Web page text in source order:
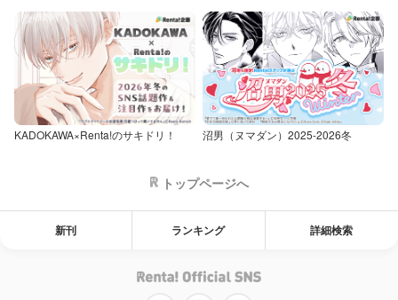
KADOKAWA×Renta!のサキドリ！ 沼男（ヌマダン）2025-2026冬
トップページへ
新刊 ランキング 詳細検索